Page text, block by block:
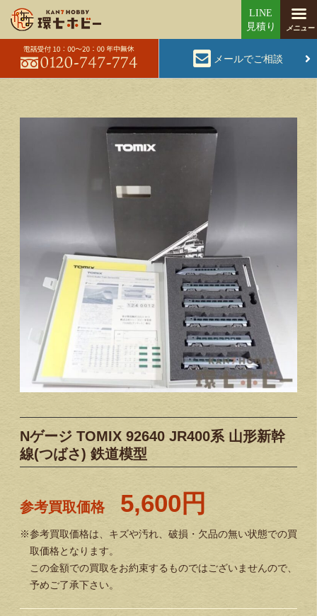
メールでご相談
Nゲージ TOMIX 92640 JR400系 山形新幹
線(つばさ) 鉄道模型
参考買取価格 5,600円
※参考買取価格は、キズや汚れ、破損・欠品の無い状態での買
取価格となります。
この金額での買取をお約束するものではございませんので、
予めご了承下さい。